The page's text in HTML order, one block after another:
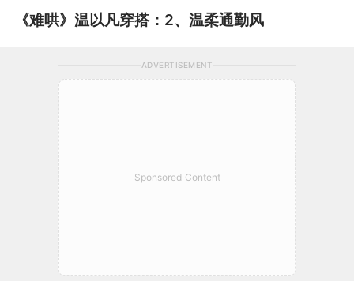
《难哄》温以凡穿搭：2、温柔通勤风
ADVERTISEMENT
Sponsored Content